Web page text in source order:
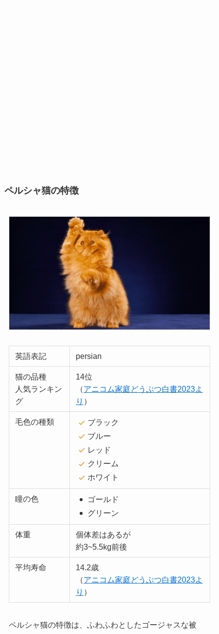
ペルシャ猫の特徴
英語表記 persian
猫の品種
人気ランキン
グ
14位
（アニコム家庭どうぶつ白書2023よ
り ）
毛色の種類
ブラック
ブルー
レッド
クリーム
ホワイト
瞳の色
ゴールド
グリーン
体重
個体差はあるが
約3~5.5kg前後
平均寿命
14.2歳
（アニコム家庭どうぶつ白書2023よ
り ）
ペルシャ猫の特徴は、ふわふわとしたゴージャスな被